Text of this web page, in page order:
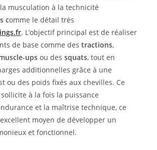
musculation à la technicité
comme le détail très
. L’objectif principal est de réaliser
de base comme des tractions,
ups ou des squats, tout en
additionnelles grâce à une
ou des poids fixés aux chevilles. Ce
à la fois la puissance
et la maîtrise technique, ce
moyen de développer un
et fonctionnel.